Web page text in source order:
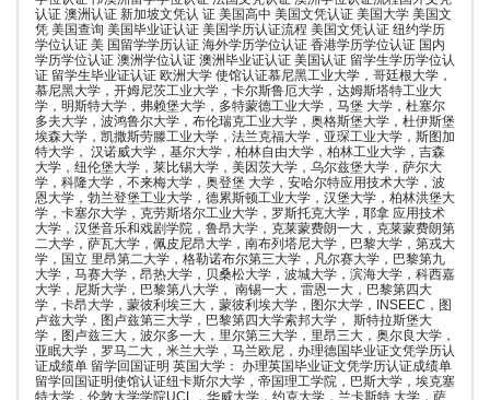
认证 澳洲认证 新加坡文凭认 证 美国高中 美国文凭认证 美国大学 美国文
凭 美国查询 美国毕业证认证 美国学历认证流程 美国文凭认证 纽约学历
学位认证 美 国留学学历认证 海外学历学位认证 香港学历学位认证 国内
学历学位认证 澳洲学位认证 澳洲毕业证认证 美国认证 留学生学历学位认
证 留学生毕业证认证 欧洲大学 使馆认证慕尼黑工业大学，哥廷根大学，
慕尼黑大学，开姆尼茨工业大学，卡尔斯鲁厄大学，达姆斯塔特工业大
学，明斯特大学，弗赖堡大学，多特蒙德工业大学，马堡 大学，杜塞尔
多夫大学，波鸿鲁尔大学，布伦瑞克工业大学，奥格斯堡大学，杜伊斯堡
埃森大学，凯撒斯劳滕工业大学，法兰克福大学，亚琛工业大学，斯图加
特大学， 汉诺威大学，基尔大学，柏林自由大学，柏林工业大学，吉森
大学，纽伦堡大学，莱比锡大学，美因茨大学，乌尔兹堡大学，萨尔大
学，科隆大学，不来梅大学，奥登堡 大学，安哈尔特应用技术大学，波
恩大学，勃兰登堡工业大学，德累斯顿工业大学，汉堡大学，柏林洪堡大
学，卡塞尔大学，克劳斯塔尔工业大学，罗斯托克大学，耶拿 应用技术
大学，汉堡音乐和戏剧学院，鲁昂大学，克莱蒙费朗一大，克莱蒙费朗第
二大学，萨瓦大学，佩皮尼昂大学，南布列塔尼大学，巴黎大学，第戎大
学，国立 里昂第二大学，格勒诺布尔第三大学，凡尔赛大学，巴黎第九
大学，马赛大学，昂热大学，贝桑松大学，波城大学，滨海大学，科西嘉
大学，尼斯大学，巴黎第八大学， 南锡一大，雷恩一大，巴黎第四大
学，卡昂大学，蒙彼利埃三大，蒙彼利埃大学，图尔大学，INSEEC，图
卢兹大学，图卢兹第三大学，巴黎第四大学索邦大学， 斯特拉斯堡大
学，图卢兹三大，波尔多一大，里尔第三大学，里昂三大，奥尔良大学，
亚眠大学，罗马二大，米兰大学，马兰欧尼，办理德国毕业证文凭学历认
证成绩单 留学回国证明 英国大学： 办理英国毕业证文凭学历认证成绩单
留学回国证明使馆认证纽卡斯尔大学，帝国理工学院，巴斯大学，埃克塞